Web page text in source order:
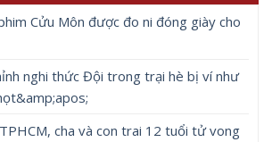
Cửu Môn được đo ni đóng giày cho
nghi thức Đội trong trại hè bị ví như
cha và con trai 12 tuổi tử vong